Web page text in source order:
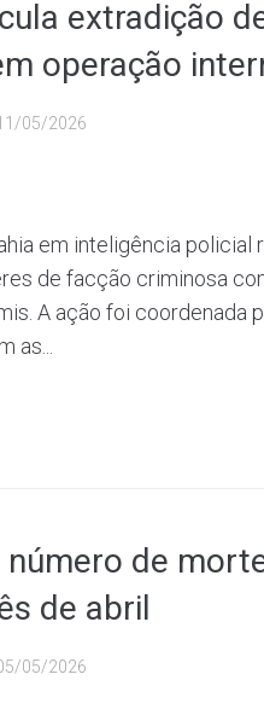
extradição
operação
05/2026
em inteligência policial
de facção criminosa
A ação foi coordenada
de
de abril
05/2026